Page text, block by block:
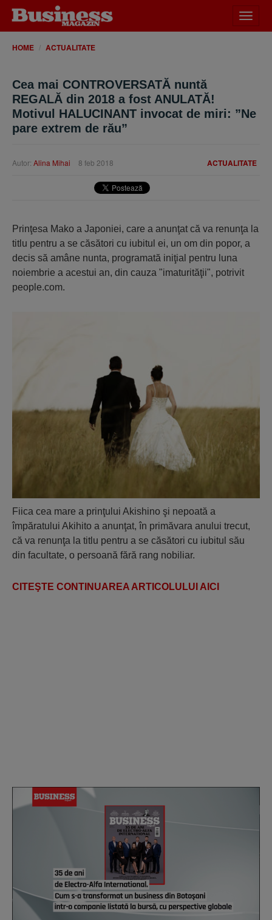
meniu
HOME ACTUALITATE
Cea mai CONTROVERSATĂ nuntă
REGALĂ din 2018 a fost ANULATĂ!
Motivul HALUCINANT invocat de miri: ”Ne
pare extrem de rău”
ACTUALITATE
Autor: Alina Mihai 8 feb 2018
Prinţesa Mako a Japoniei, care a anunţat că va renunţa la
titlu pentru a se căsători cu iubitul ei, un om din popor, a
decis să amâne nunta, programată iniţial pentru luna
noiembrie a acestui an, din cauza "imaturităţii", potrivit
people.com.
Fiica cea mare a prinţului Akishino şi nepoată a
împăratului Akihito a anunţat, în primăvara anului trecut,
că va renunţa la titlu pentru a se căsători cu iubitul său
din facultate, o persoană fără rang nobiliar.
CITEŞTE CONTINUAREA ARTICOLULUI AICI